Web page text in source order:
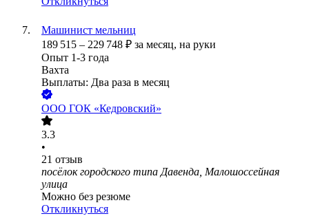
Машинист мельниц
189 515 – 229 748 ₽ за месяц, на руки
Опыт 1-3 года
Вахта
Выплаты: Два раза в месяц
ООО ГОК «Кедровский»
3.3
•
21 отзыв
посёлок городского типа Давенда, Малошоссейная
улица
Можно без резюме
Откликнуться